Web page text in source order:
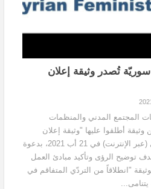
تُصدر وثيقة إعلان
المدني والمنظمات
أطلقوا عليها "وثيقة إعلان
مبادئ" وذلك بعد لقاء تشاوري (عبر الإنترنت) في 21 أب 2021، بدعوة
توضيح الرؤى وتأكيد مبادئ العمل
"انطلاقاً من التردّي المتفاقم في